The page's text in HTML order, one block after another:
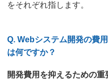
をそれぞれ指します。
Q. Webシステム開発の費
は何ですか？
開発費用を抑えるための